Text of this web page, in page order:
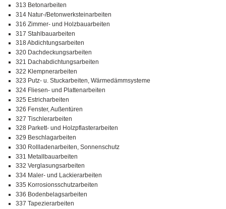
313 Betonarbeiten
314 Natur-/Betonwerksteinarbeiten
316 Zimmer- und Holzbauarbeiten
317 Stahlbauarbeiten
318 Abdichtungsarbeiten
320 Dachdeckungsarbeiten
321 Dachabdichtungsarbeiten
322 Klempnerarbeiten
323 Putz- u. Stuckarbeiten, Wärmedämmsysteme
324 Fliesen- und Plattenarbeiten
325 Estricharbeiten
326 Fenster, Außentüren
327 Tischlerarbeiten
328 Parkett- und Holzpflasterarbeiten
329 Beschlagarbeiten
330 Rollladenarbeiten, Sonnenschutz
331 Metallbauarbeiten
332 Verglasungsarbeiten
334 Maler- und Lackierarbeiten
335 Korrosionsschutzarbeiten
336 Bodenbelagsarbeiten
337 Tapezierarbeiten